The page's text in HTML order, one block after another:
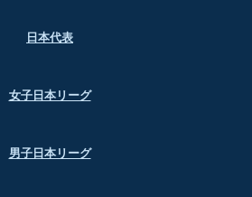
日本代表
女子日本リーグ
男子日本リーグ